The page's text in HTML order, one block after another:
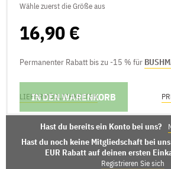
Wähle zuerst die Größe aus
16,90 €
Permanenter Rabatt bis zu -15 % für
IN DEN WARENKORB
LIEFERMÖGLICHKEITEN
Hast du bereits ein Konto bei uns?
Hast du noch keine Mitgliedschaft bei
EUR Rabatt auf deinen ersten
Registrieren Sie sich